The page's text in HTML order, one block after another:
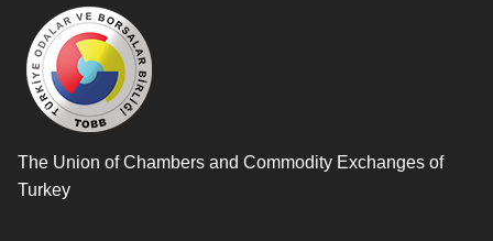
The Union of Chambers and Commodity Exchanges of
Turkey